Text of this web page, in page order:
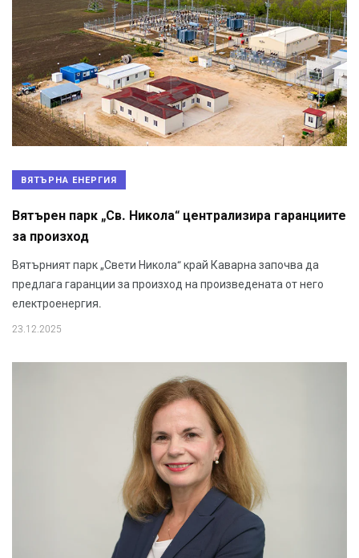
ВЯТЪРНА ЕНЕРГИЯ
Вятърен парк „Св. Никола“ централизира гаранциите
за произход
Вятърният парк „Свети Никола“ край Каварна започва да
предлага гаранции за произход на произведената от него
електроенергия.
23.12.2025